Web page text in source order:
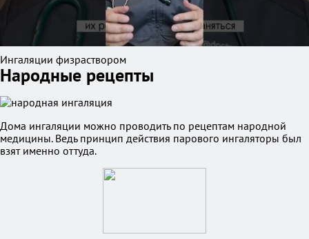
Ингаляции физраствором
Народные рецепты
Дома ингаляции можно проводить по рецептам народной
медицины. Ведь принцип действия парового ингаляторы был
взят именно оттуда.